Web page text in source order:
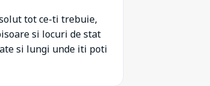
tot ce-ti trebuie,
si locuri de stat
si lungi unde iti poti